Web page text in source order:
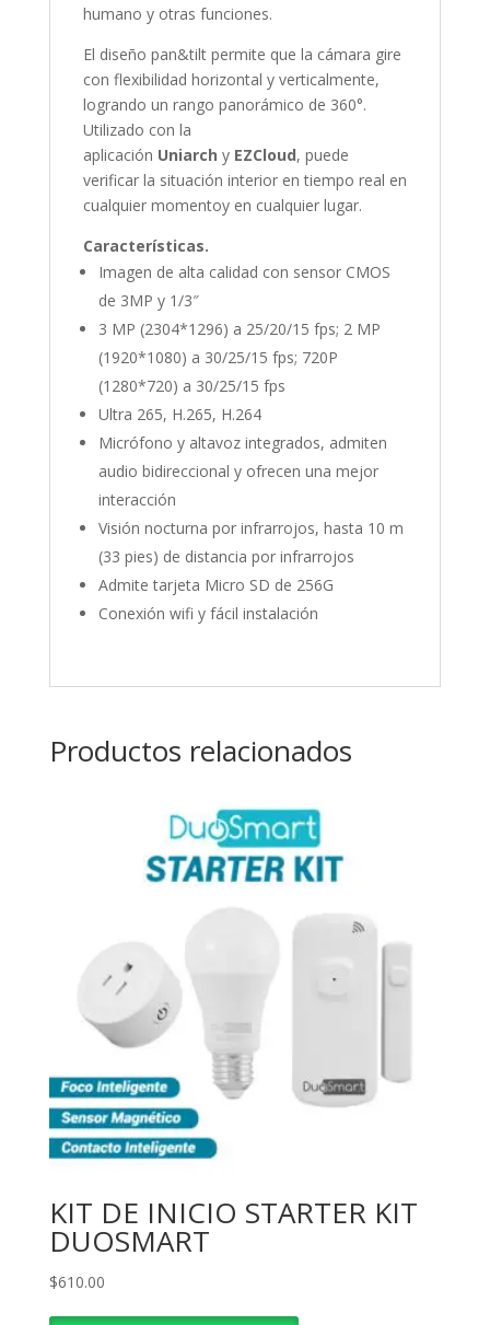
humano y otras funciones.
El diseño pan&tilt permite que la cámara gire
con flexibilidad horizontal y verticalmente,
logrando un rango panorámico de 360°.
Utilizado con la
aplicación Uniarch y EZCloud, puede
verificar la situación interior en tiempo real en
cualquier momentoy en cualquier lugar.
Características.
Imagen de alta calidad con sensor CMOS
de 3MP y 1/3″
3 MP (2304*1296) a 25/20/15 fps; 2 MP
(1920*1080) a 30/25/15 fps; 720P
(1280*720) a 30/25/15 fps
Ultra 265, H.265, H.264
Micrófono y altavoz integrados, admiten
audio bidireccional y ofrecen una mejor
interacción
Visión nocturna por infrarrojos, hasta 10 m
(33 pies) de distancia por infrarrojos
Admite tarjeta Micro SD de 256G
Conexión wifi y fácil instalación
Productos relacionados
KIT DE INICIO STARTER KIT
DUOSMART
$610.00